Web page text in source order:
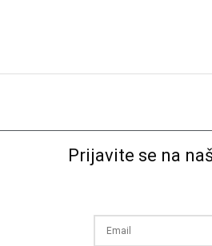
Prijavite se na